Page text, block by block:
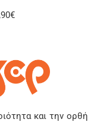
€
και την ορθή